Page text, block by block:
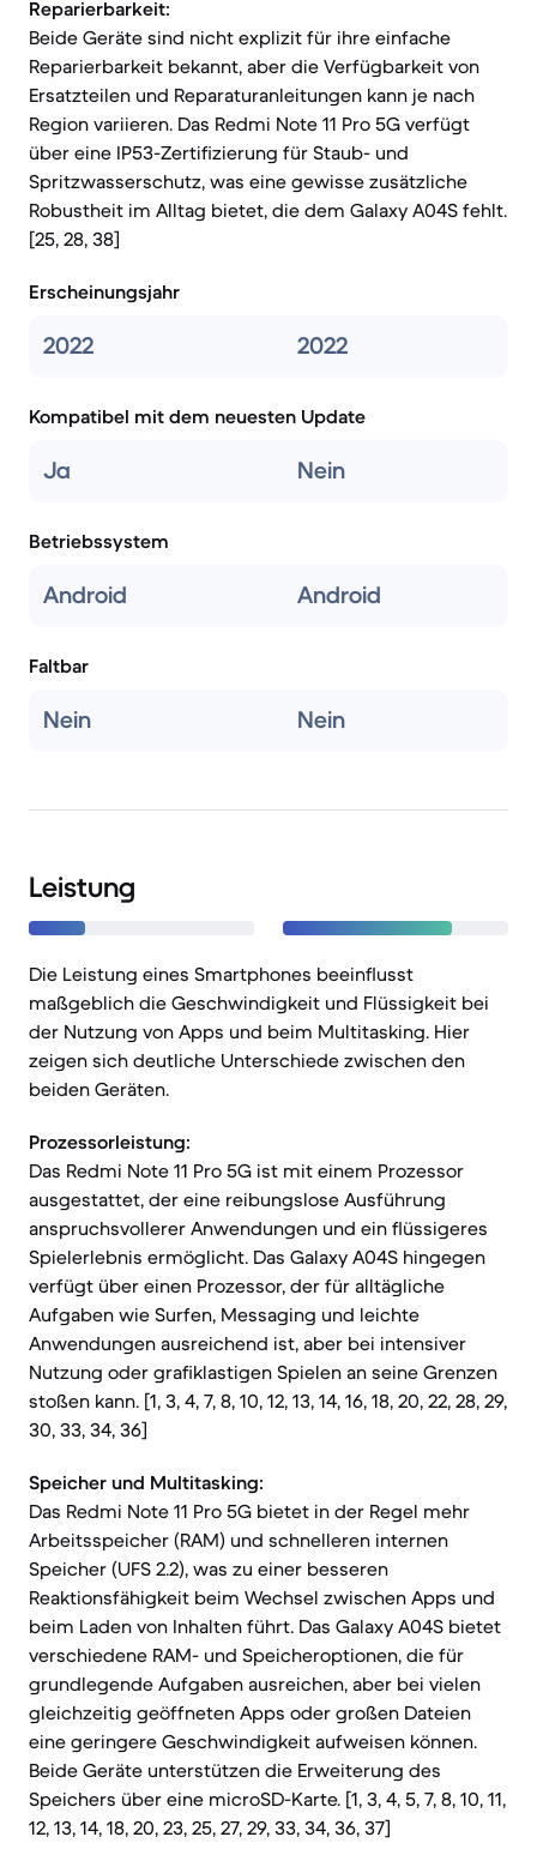
Reparierbarkeit:
Beide Geräte sind nicht explizit für ihre einfache
Reparierbarkeit bekannt, aber die Verfügbarkeit von
Ersatzteilen und Reparaturanleitungen kann je nach
Region variieren. Das Redmi Note 11 Pro 5G verfügt
über eine IP53-Zertifizierung für Staub- und
Spritzwasserschutz, was eine gewisse zusätzliche
Robustheit im Alltag bietet, die dem Galaxy A04S fehlt.
[25, 28, 38]
Erscheinungsjahr
2022 2022
Kompatibel mit dem neuesten Update
Ja Nein
Betriebssystem
Android Android
Faltbar
Nein Nein
Leistung
Die Leistung eines Smartphones beeinflusst
maßgeblich die Geschwindigkeit und Flüssigkeit bei
der Nutzung von Apps und beim Multitasking. Hier
zeigen sich deutliche Unterschiede zwischen den
beiden Geräten.
Prozessorleistung:
Das Redmi Note 11 Pro 5G ist mit einem Prozessor
ausgestattet, der eine reibungslose Ausführung
anspruchsvollerer Anwendungen und ein flüssigeres
Spielerlebnis ermöglicht. Das Galaxy A04S hingegen
verfügt über einen Prozessor, der für alltägliche
Aufgaben wie Surfen, Messaging und leichte
Anwendungen ausreichend ist, aber bei intensiver
Nutzung oder grafiklastigen Spielen an seine Grenzen
stoßen kann. [1, 3, 4, 7, 8, 10, 12, 13, 14, 16, 18, 20, 22, 28, 29,
30, 33, 34, 36]
Speicher und Multitasking:
Das Redmi Note 11 Pro 5G bietet in der Regel mehr
Arbeitsspeicher (RAM) und schnelleren internen
Speicher (UFS 2.2), was zu einer besseren
Reaktionsfähigkeit beim Wechsel zwischen Apps und
beim Laden von Inhalten führt. Das Galaxy A04S bietet
verschiedene RAM- und Speicheroptionen, die für
grundlegende Aufgaben ausreichen, aber bei vielen
gleichzeitig geöffneten Apps oder großen Dateien
eine geringere Geschwindigkeit aufweisen können.
Beide Geräte unterstützen die Erweiterung des
Speichers über eine microSD-Karte. [1, 3, 4, 5, 7, 8, 10, 11,
12, 13, 14, 18, 20, 23, 25, 27, 29, 33, 34, 36, 37]